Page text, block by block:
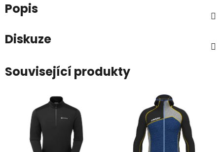
Popis
Diskuze
Související produkty